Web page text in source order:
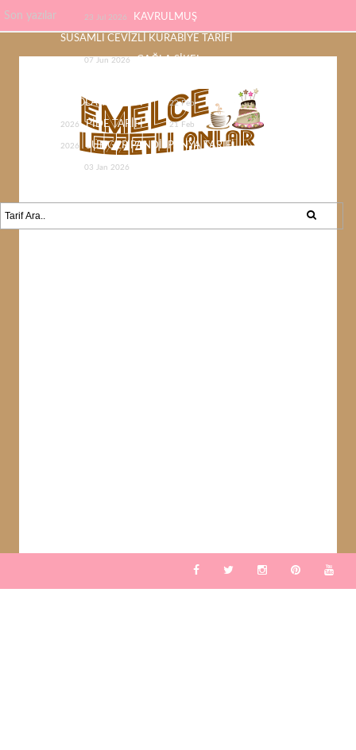
Son yazılar 23 Jul 2026 KAVRULMUŞ
SUSAMLI CEVİZLİ KURABİYE TARİFİ
07 Jun 2026 ÇAĞLA ŞİKEL
ÇİKOLATA TARİFİ 22 Feb
2026 PİDE TARİFİ 21 Feb
2026 SÜNGER PANDİSPANYA TARİFİ
03 Jan 2026